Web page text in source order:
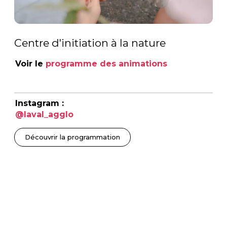
Centre d'initiation à la nature
Voir le programme des animations
Instagram :
@laval_agglo
Découvrir la programmation